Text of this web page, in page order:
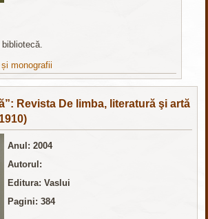
monografii
Revista De limba, literatură şi artă
Anul: 2004
Autorul:
Editura: Vaslui
Pagini: 384